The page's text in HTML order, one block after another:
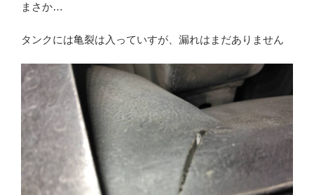
まさか…
タンクには亀裂は入っていすが、漏れはまだありません